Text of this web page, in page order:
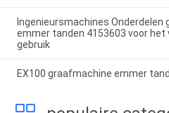
Ingenieursmachines
emmer tanden 4153603 voor het
gebruik
EX100 graafmachine emmer